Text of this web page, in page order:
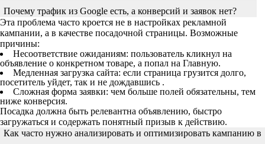
Почему трафик из Google есть, а конверсий и заявок нет?
Эта проблема часто кроется не в настройках рекламной
кампании, а в качестве посадочной страницы. Возможные
причины:
Несоответствие ожиданиям: пользователь кликнул на
объявление о конкретном товаре, а попал на Главную.
Медленная загрузка сайта: если страница грузится долго,
посетитель уйдет, так и не дождавшись .
Сложная форма заявки: чем больше полей обязательны, тем
ниже конверсия.
Посадка должна быть релевантна объявлению, быстро
загружаться и содержать понятный призыв к действию.
Как часто нужно анализировать и оптимизировать кампанию в